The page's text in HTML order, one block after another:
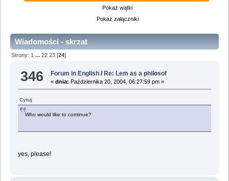
Pokaż wątki
Pokaż załączniki
Wiadomości - skrzat
Strony: 1 ...22 23 [24]
346 Forum in English / Re: Lem as a philosof
«dnia: Października 20, 2004, 06:27:59 pm »
Cytuj
Who would like to continue?
yes, please!